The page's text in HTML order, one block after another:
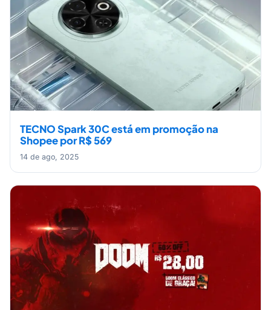
TECNO Spark 30C está em promoção na
Shopee por R$ 569
14 de ago, 2025